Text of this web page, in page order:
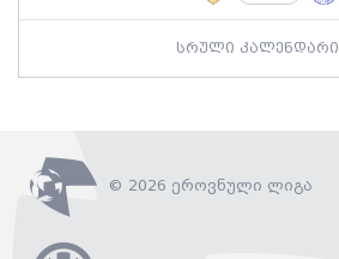
სრული კალენდარი
© 2026 ეროვნული ლიგა